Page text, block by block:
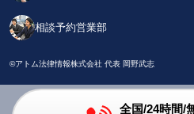
相談予約営業部
©アトム法律情報株式会社 代表 岡野武志
全国/24時間/